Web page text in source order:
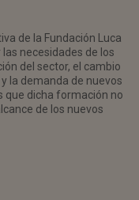
de la Fundación Luca
necesidades de los
del sector, el cambio
la demanda de nuevos
que dicha formación no
de los nuevos